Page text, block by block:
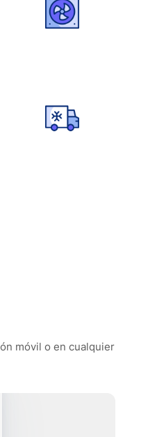
móvil o en cualquier